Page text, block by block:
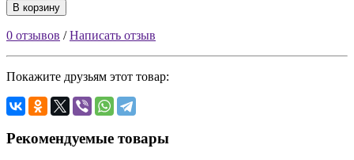
В корзину
0 отзывов /Написать отзыв
Покажите друзьям этот товар:
Рекомендуемые товары